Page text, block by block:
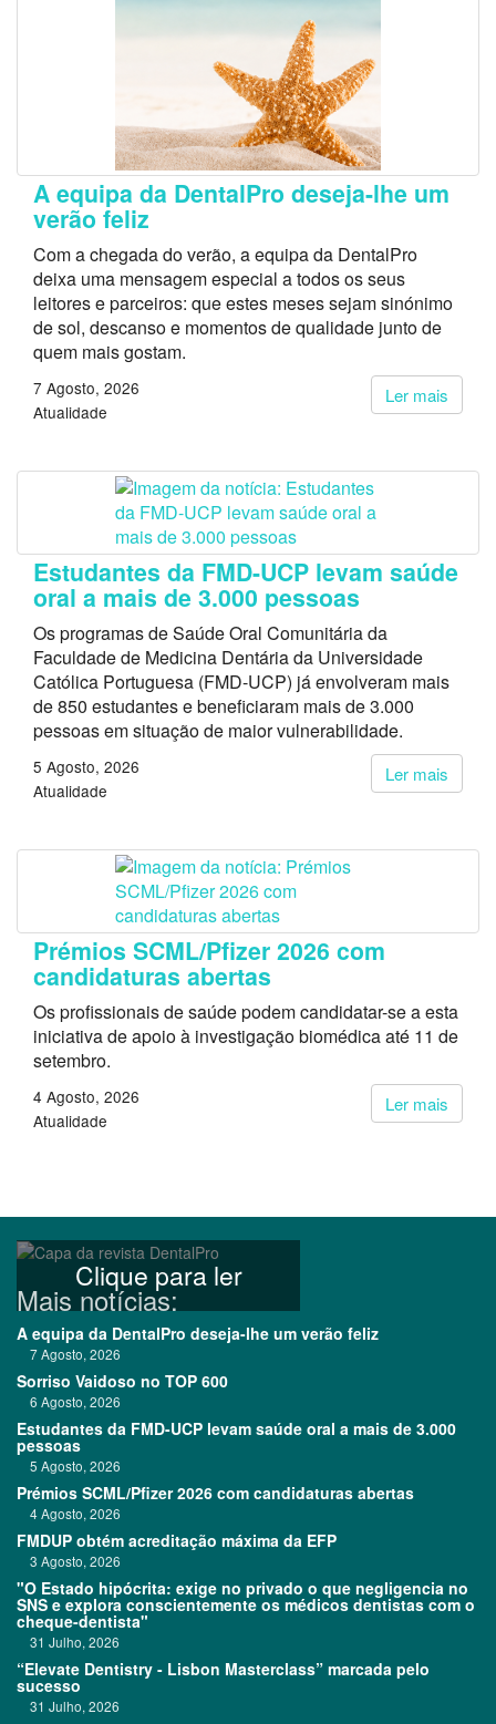
A equipa da DentalPro deseja-lhe um
verão feliz
Com a chegada do verão, a equipa da DentalPro
deixa uma mensagem especial a todos os seus
leitores e parceiros: que estes meses sejam sinónimo
de sol, descanso e momentos de qualidade junto de
quem mais gostam.
Ler mais
7 Agosto, 2026
Atualidade
Estudantes da FMD-UCP levam saúde
oral a mais de 3.000 pessoas
Os programas de Saúde Oral Comunitária da
Faculdade de Medicina Dentária da Universidade
Católica Portuguesa (FMD-UCP) já envolveram mais
de 850 estudantes e beneficiaram mais de 3.000
pessoas em situação de maior vulnerabilidade.
Ler mais
5 Agosto, 2026
Atualidade
Prémios SCML/Pfizer 2026 com
candidaturas abertas
Os profissionais de saúde podem candidatar-se a esta
iniciativa de apoio à investigação biomédica até 11 de
setembro.
Ler mais
4 Agosto, 2026
Atualidade
Clique para ler
Mais notícias:
A equipa da DentalPro deseja-lhe um verão feliz
7 Agosto, 2026
Sorriso Vaidoso no TOP 600
6 Agosto, 2026
Estudantes da FMD-UCP levam saúde oral a mais de 3.000
pessoas
5 Agosto, 2026
Prémios SCML/Pfizer 2026 com candidaturas abertas
4 Agosto, 2026
FMDUP obtém acreditação máxima da EFP
3 Agosto, 2026
"O Estado hipócrita: exige no privado o que negligencia no
SNS e explora conscientemente os médicos dentistas com o
cheque-dentista"
31 Julho, 2026
“Elevate Dentistry - Lisbon Masterclass” marcada pelo
sucesso
31 Julho, 2026